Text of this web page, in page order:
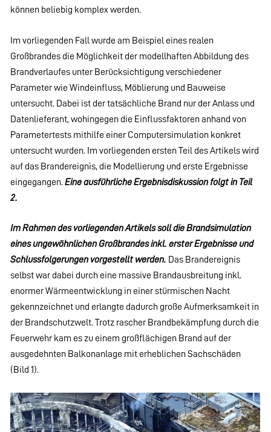
können beliebig komplex werden.
Im vorliegenden Fall wurde am Beispiel eines realen
Großbrandes die Möglichkeit der modellhaften Abbildung des
Brandverlaufes unter Berücksichtigung verschiedener
Parameter wie Windeinfluss, Möblierung und Bauweise
untersucht. Dabei ist der tatsächliche Brand nur der Anlass und
Datenlieferant, wohingegen die Einflussfaktoren anhand von
Parametertests mithilfe einer Computersimulation konkret
untersucht wurden. Im vorliegenden ersten Teil des Artikels wird
auf das Brandereignis, die Modellierung und erste Ergebnisse
eingegangen.Eine ausführliche Ergebnisdiskussion folgt in Teil
2.
Im Rahmen des vorliegenden Artikels soll die Brandsimulation
eines ungewöhnlichen Großbrandes inkl. erster Ergebnisse und
Schlussfolgerungen vorgestellt werden. Das Brandereignis
selbst war dabei durch eine massive Brandausbreitung inkl.
enormer Wärmeentwicklung in einer stürmischen Nacht
gekennzeichnet und erlangte dadurch große Aufmerksamkeit in
der Brandschutzwelt. Trotz rascher Brandbekämpfung durch die
Feuerwehr kam es zu einem großflächigen Brand auf der
ausgedehnten Balkonanlage mit erheblichen Sachschäden
(Bild 1).